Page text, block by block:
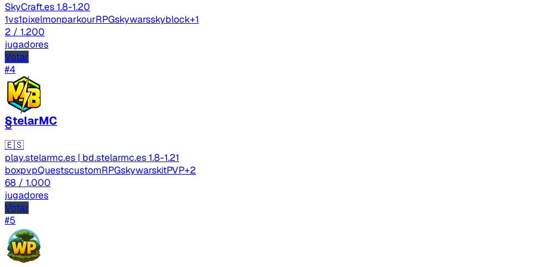
SkyCraft.es1.8-1.20
1vs1pixelmonparkourRPGskywarsskyblock+1
2 / 1.200
jugadores
Votar
#4
S
StelarMC
🇪🇸
play.stelarmc.es | bd.stelarmc.es1.8-1.21
boxpvpQuestscustomRPGskywarskitPVP+2
68 / 1.000
jugadores
Votar
#5